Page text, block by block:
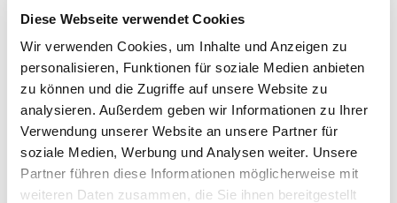
Diese Webseite verwendet Cookies
Wir verwenden Cookies, um Inhalte und Anzeigen zu
personalisieren, Funktionen für soziale Medien anbieten
zu können und die Zugriffe auf unsere Website zu
analysieren. Außerdem geben wir Informationen zu Ihrer
Verwendung unserer Website an unsere Partner für
soziale Medien, Werbung und Analysen weiter. Unsere
Partner führen diese Informationen möglicherweise mit
weiteren Daten zusammen, die Sie ihnen bereitgestellt